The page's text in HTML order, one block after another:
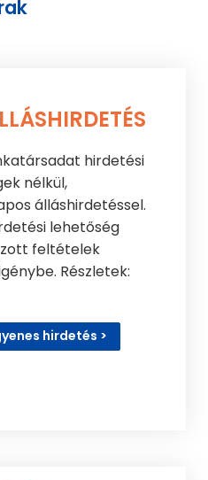
hirdetési
nélkül,
álláshirdetéssel.
lehetőség
feltételek
Részletek:
hirdetés >